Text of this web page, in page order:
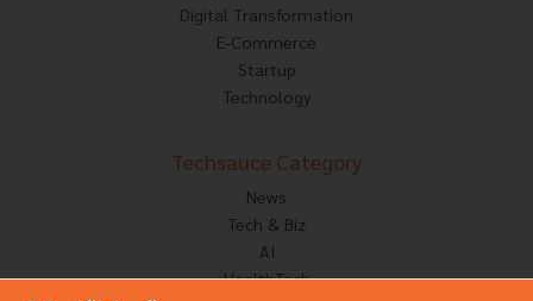
Digital Transformation
E-Commerce
Startup
Technology
Techsauce Category
News
Tech & Biz
AI
HealthTech